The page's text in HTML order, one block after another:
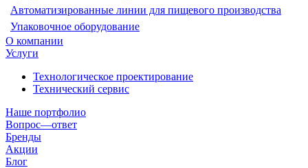
Автоматизированные линии для пищевого производства
Упаковочное оборудование
О компании
Услуги
Технологическое проектирование
Технический сервис
Наше портфолио
Вопрос—ответ
Бренды
Акции
Блог